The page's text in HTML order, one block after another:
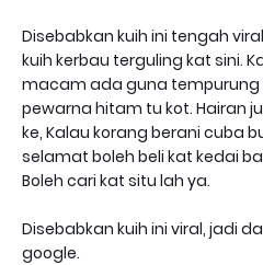
Disebabkan kuih ini tengah
kuih kerbau terguling kat sini.
macam ada guna tempurung
pewarna hitam tu kot. Hairan
ke, Kalau korang berani cuba
selamat boleh beli kat kedai
Boleh cari kat situ lah ya.
Disebabkan kuih ini viral, jadi
google.